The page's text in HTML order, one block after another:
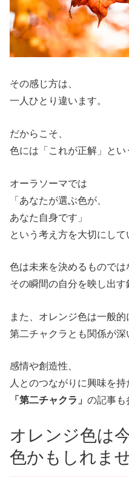
その感じ方は、
一人ひとり違います。
だからこそ、
色には「これが正解」とい
オーラソーマでは
「あなたが選ぶ色が、
あなた自身です」
という考え方を大切にして
色は未来を決めるものでは
その瞬間の自分を映し出す
また、オレンジ色は一般的
第二チャクラとも関係が深
感情や創造性、
人とのつながりに興味を持
「第二チャクラ」 の記事も
オレンジ色は
色かもしれま